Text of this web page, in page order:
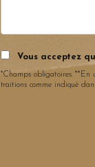
Vous acceptez
*Champs obligatoires. **En
traitions comme indiqué